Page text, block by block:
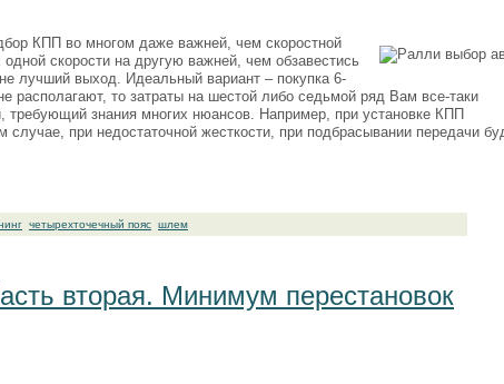
КПП во многом даже важней, чем скоростной
скорости на другую важней, чем обзавестись
лучший выход. Идеальный вариант – покупка 6-
располагают, то затраты на шестой либо седьмой ряд Вам все-таки
знания многих нюансов. Например, при установке КПП
при недостаточной жесткости, при подбрасывании передачи
четырехточечный пояс шлем
вторая. Минимум перестановок